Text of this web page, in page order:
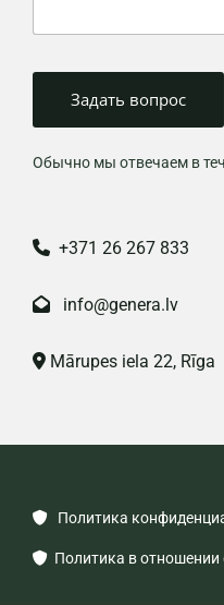
Обычно мы отвечаем в
 +371 26 267 833
 info@genera.lv
 Mārupes iela 22, Rīga
 Политика
 Политика в